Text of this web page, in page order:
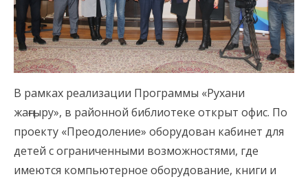
В рамках реализации Программы «Рухани
жаңғыру», в районной библиотеке открыт офис. По
проекту «Преодоление» оборудован кабинет для
детей с ограниченными возможностями, где
имеются компьютерное оборудование, книги и